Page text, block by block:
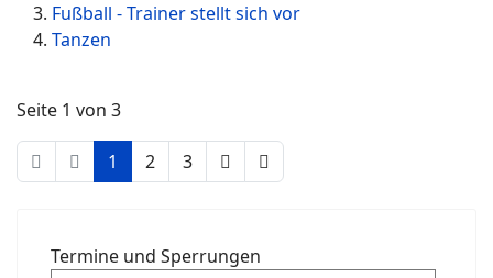
Fußball - Trainer stellt sich vor
Tanzen
Seite 1 von 3
1 2 3
Termine und Sperrungen